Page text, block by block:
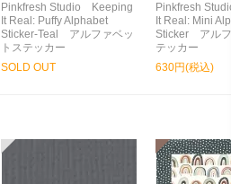
Pinkfresh Studio Keeping
It Real: Puffy Alphabet
Sticker-Teal アルファベッ
トステッカー
SOLD OUT
Pinkfresh
It Real: Mini
Sticker アル
テッカー
630円(税込)